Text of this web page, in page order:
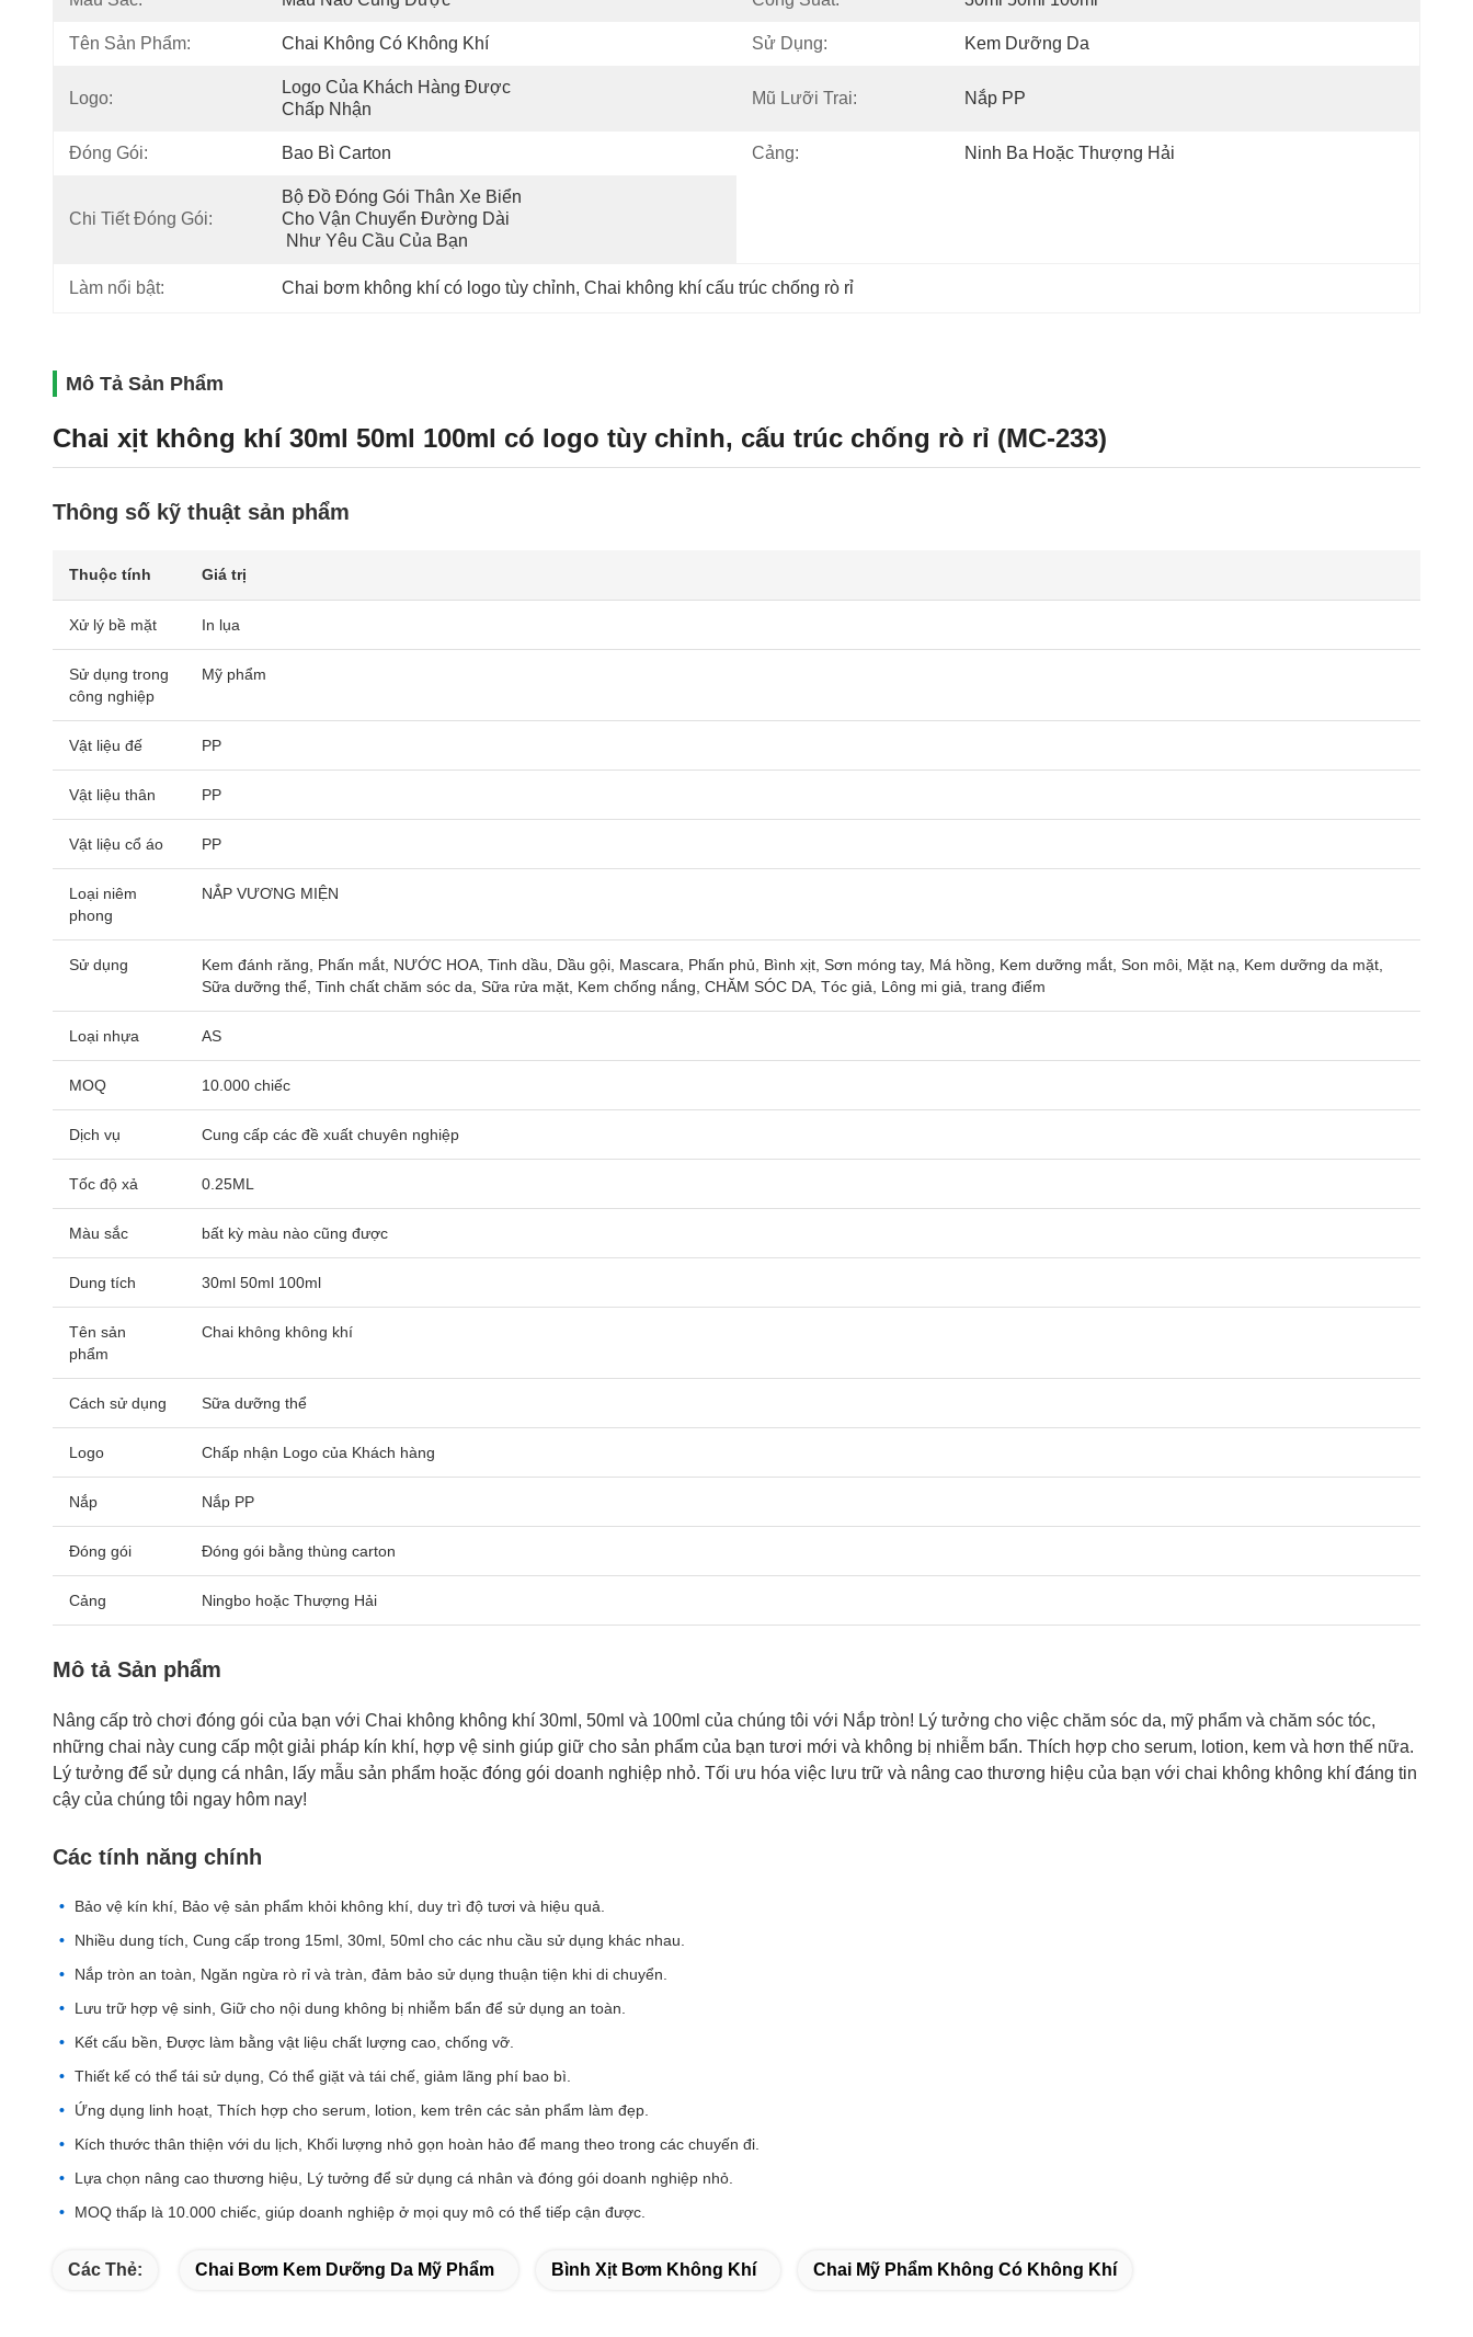
Tên Sản Phẩm: Chai Không Có Không Khí Sử Dụng: Kem Dưỡng Da
Logo:
Logo Của Khách Hàng Được
Chấp Nhận
Mũ Lưỡi Trai: Nắp PP
Đóng Gói: Bao Bì Carton Cảng: Ninh Ba Hoặc Thượng Hải
Chi Tiết Đóng Gói:
Bộ Đồ Đóng Gói Thân Xe Biển
Cho Vận Chuyển Đường Dài
Như Yêu Cầu Của Bạn
Làm nổi bật: Chai bơm không khí có logo tùy chỉnh, Chai không khí cấu trúc chống rò rỉ
Mô Tả Sản Phẩm
Chai xịt không khí 30ml 50ml 100ml có logo tùy chỉnh, cấu trúc chống rò rỉ (MC-233)
Thông số kỹ thuật sản phẩm
Thuộc tính Giá trị
Xử lý bề mặt In lụa
Sử dụng trong
công nghiệp
Mỹ phẩm
Vật liệu đế PP
Vật liệu thân PP
Vật liệu cổ áo PP
Loại niêm
phong
NẮP VƯƠNG MIỆN
Sử dụng
Kem đánh răng, Phấn mắt, NƯỚC HOA, Tinh dầu, Dầu gội, Mascara, Phấn phủ, Bình xịt, Sơn móng tay, Má hồng, Kem dưỡng mắt, Son môi, Mặt nạ, Kem dưỡng da mặt,
Sữa dưỡng thể, Tinh chất chăm sóc da, Sữa rửa mặt, Kem chống nắng, CHĂM SÓC DA, Tóc giả, Lông mi giả, trang điểm
Loại nhựa AS
MOQ 10.000 chiếc
Dịch vụ Cung cấp các đề xuất chuyên nghiệp
Tốc độ xả 0.25ML
Màu sắc bất kỳ màu nào cũng được
Dung tích 30ml 50ml 100ml
Tên sản
phẩm
Chai không không khí
Cách sử dụng Sữa dưỡng thể
Logo Chấp nhận Logo của Khách hàng
Nắp Nắp PP
Đóng gói Đóng gói bằng thùng carton
Cảng Ningbo hoặc Thượng Hải
Mô tả Sản phẩm
Nâng cấp trò chơi đóng gói của bạn với Chai không không khí 30ml, 50ml và 100ml của chúng tôi với Nắp tròn! Lý tưởng cho việc chăm sóc da, mỹ phẩm và chăm sóc tóc,
những chai này cung cấp một giải pháp kín khí, hợp vệ sinh giúp giữ cho sản phẩm của bạn tươi mới và không bị nhiễm bẩn. Thích hợp cho serum, lotion, kem và hơn thế nữa.
Lý tưởng để sử dụng cá nhân, lấy mẫu sản phẩm hoặc đóng gói doanh nghiệp nhỏ. Tối ưu hóa việc lưu trữ và nâng cao thương hiệu của bạn với chai không không khí đáng tin
cậy của chúng tôi ngay hôm nay!
Các tính năng chính
Bảo vệ kín khí, Bảo vệ sản phẩm khỏi không khí, duy trì độ tươi và hiệu quả.
Nhiều dung tích, Cung cấp trong 15ml, 30ml, 50ml cho các nhu cầu sử dụng khác nhau.
Nắp tròn an toàn, Ngăn ngừa rò rỉ và tràn, đảm bảo sử dụng thuận tiện khi di chuyển.
Lưu trữ hợp vệ sinh, Giữ cho nội dung không bị nhiễm bẩn để sử dụng an toàn.
Kết cấu bền, Được làm bằng vật liệu chất lượng cao, chống vỡ.
Thiết kế có thể tái sử dụng, Có thể giặt và tái chế, giảm lãng phí bao bì.
Ứng dụng linh hoạt, Thích hợp cho serum, lotion, kem trên các sản phẩm làm đẹp.
Kích thước thân thiện với du lịch, Khối lượng nhỏ gọn hoàn hảo để mang theo trong các chuyến đi.
Lựa chọn nâng cao thương hiệu, Lý tưởng để sử dụng cá nhân và đóng gói doanh nghiệp nhỏ.
MOQ thấp là 10.000 chiếc, giúp doanh nghiệp ở mọi quy mô có thể tiếp cận được.
Các Thẻ: Chai Bơm Kem Dưỡng Da Mỹ Phẩm Bình Xịt Bơm Không Khí Chai Mỹ Phẩm Không Có Không Khí